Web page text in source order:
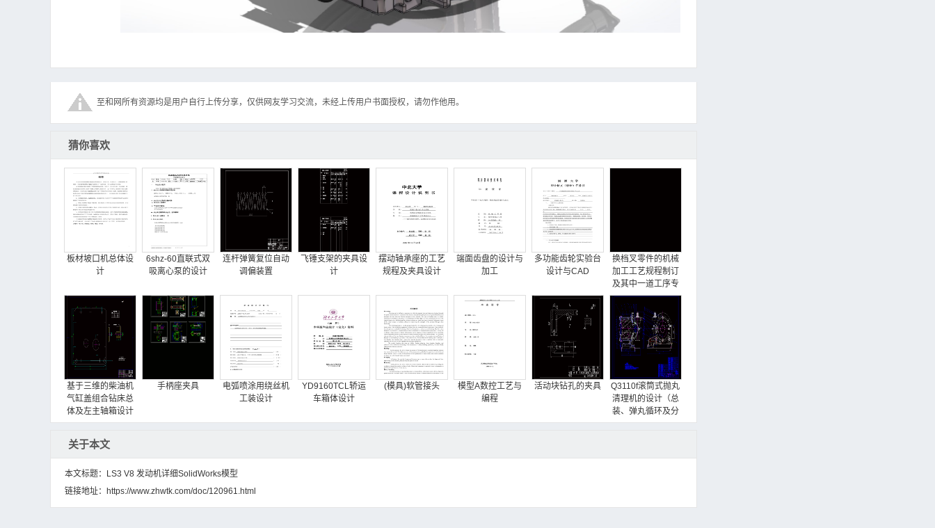
至和网所有资源均是用户自行上传分享，仅供网友学习交流，未经上传用户书面授权，请勿作他用。
猜你喜欢
板材坡口机总体设
计
6shz-60直联式双
吸离心泵的设计
连杆弹簧复位自动
调偏装置
飞锤支架的夹具设
计
摆动轴承座的工艺
规程及夹具设计
端面齿盘的设计与
加工
多功能齿轮实验台
设计与CAD
换档叉零件的机械
加工工艺规程制订
及其中一道工序专
用夹具的设计
基于三维的柴油机
气缸盖组合钻床总
体及左主轴箱设计
手柄座夹具
电弧喷涂用绕丝机
工装设计
YD9160TCL轿运
车箱体设计
(模具)软管接头
模型A数控工艺与
编程
活动块钻孔的夹具
Q3110f滚筒式抛丸
清理机的设计（总
装、弹丸循环及分
离装置、集尘器设
关于本文
本文标题：LS3 V8 发动机详细SolidWorks模型
链接地址：
https://www.zhwtk.com/doc/120961.html